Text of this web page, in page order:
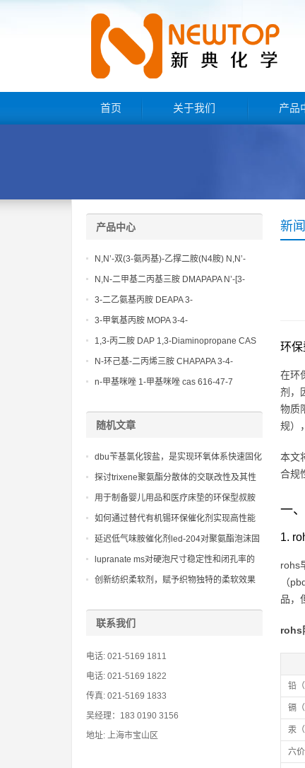
首页 关于我们 产品
新
环
在环
剂，
物质
规）
本文
合规
一
1.
rohs
（
品，
rohs
铅（
镉（
汞（
六
产品中心
N,N’-双(3-氨丙基)-乙撑二胺(N4胺) N,N’-
Bis(3-aminopropyl)-ethylenediamine CAS
No10563-26-5
N,N-二甲基二丙基三胺 DMAPAPA N’-[3-
(dimethylamino)propyllpropane-1,3-
diamine CAS No10563-29-8
3-二乙氨基丙胺 DEAPA 3-
(Diethylamino)propylamine CAS No 104-
3-甲氧基丙胺 MOPA 3-4-
Methoxypropylamine CAS No 5332-73-0
1,3-丙二胺 DAP 1,3-Diaminopropane CAS
No 109-76-2
N-环己基-二丙烯三胺 CHAPAPA 3-4-
Methoxypropylamine CAS No:5332-73-0
n-甲基咪唑 1-甲基咪唑 cas 616-47-7
随机文章
dbu苄基氯化铵盐，是实现环氧体系快速固化
和高强度粘结的关键材料
探讨trixene聚氨酯分散体的交联改性及其性
能提升
用于制备婴儿用品和医疗床垫的环保型叔胺
聚氨酯催化剂bl-17
如何通过替代有机锡环保催化剂实现高性能
与环保的平衡
延迟低气味胺催化剂led-204对聚氨酯泡沫固
化延迟和发泡均匀性的影响机制
lupranate ms对硬泡尺寸稳定性和闭孔率的
优化作用
创新纺织柔软剂，赋予织物独特的柔软效果
联系我们
电话: 021-5169 1811
电话: 021-5169 1822
传真: 021-5169 1833
吴经理：183 0190 3156
地址: 上海市宝山区